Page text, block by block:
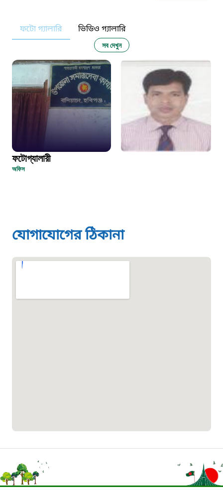
নারী ও শিশু নির্যাতন প্রতিরোধ
১০৬
দুদক
১০২
দুর্যোগের আগাম বার্তা
১৬১২২
১০৯৮
বাংলাদেশ কর্মচারী কল্যাণ বোর্ড হটলাইন
১৬৪৪৫
পাসপোর্ট বাতায়ন হটলাইন
ফটো গ্যালারি ভিডিও গ্যালারি
সব দেখুন
ফটোগ্যালারী
অফিস
যোগাযোগের ঠিকানা